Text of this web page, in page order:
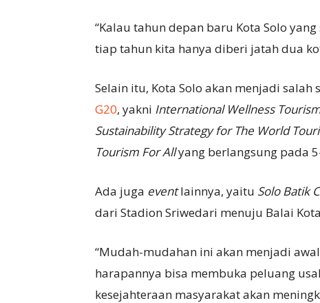
“Kalau tahun depan baru Kota Solo
tiap tahun kita hanya diberi jatah dua
Selain itu, Kota Solo akan menjadi
G20, yakni International Wellness
Sustainability Strategy for The World
Tourism For Allyang berlangsung pada
Ada juga eventlainnya, yaitu Solo Batik
dari Stadion Sriwedari menuju Balai
“Mudah-mudahan ini akan menjadi
harapannya bisa membuka peluang
kesejahteraan masyarakat akan